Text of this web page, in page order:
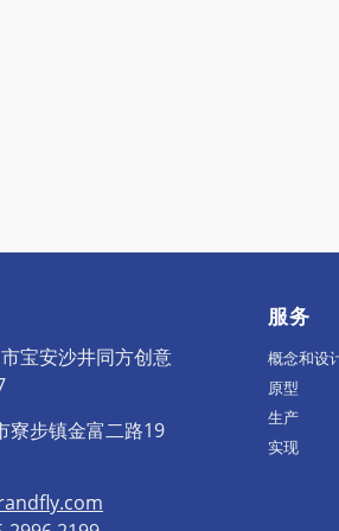
宝安沙井同方创意
寮步镇金富二路19
服务
概念和设
原型
生产
实现